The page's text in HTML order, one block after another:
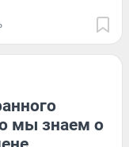
мы знаем о